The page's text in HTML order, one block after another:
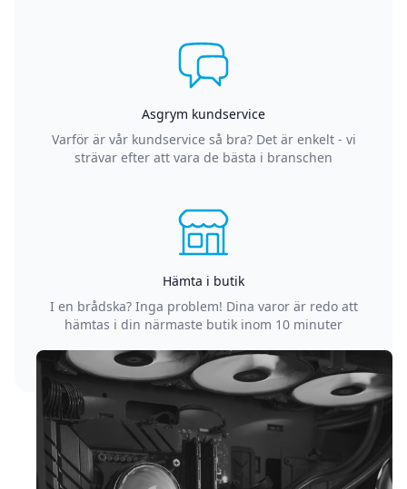
Asgrym kundservice
Varför är vår kundservice så bra? Det är enkelt - vi
strävar efter att vara de bästa i branschen
Hämta i butik
I en brådska? Inga problem! Dina varor är redo att
hämtas i din närmaste butik inom 10 minuter